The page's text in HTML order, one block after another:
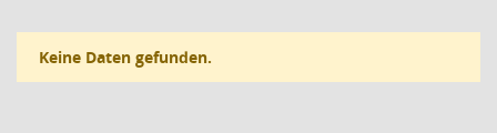
Keine Daten gefunden.